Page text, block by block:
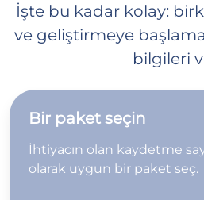
İşte bu kadar kolay:
ve geliştirmeye
bilgileri
Bir paket seçin
İhtiyacın olan kaydetme
olarak uygun bir paket seç.